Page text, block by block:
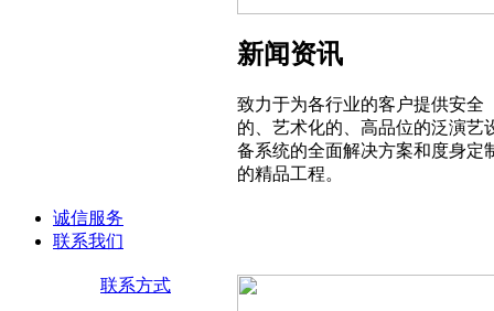
新闻资讯
致力于为各行业的客户提供安全
的、艺术化的、高品位的泛演艺
备系统的全面解决方案和度身定
的精品工程。
诚信服务
联系我们
联系方式